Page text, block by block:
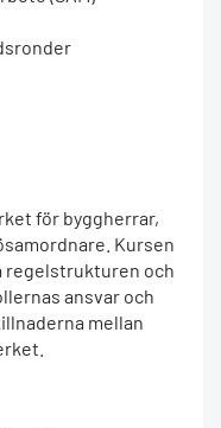
för byggherrar,
Kursen
regelstrukturen och
ansvar och
mellan